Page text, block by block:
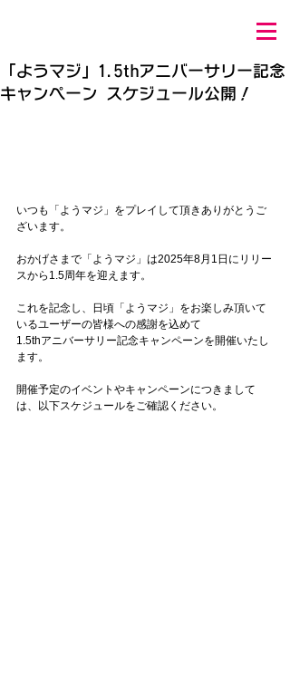
「ようマジ」1.5thアニバーサリー記念
キャンペーン スケジュール公開！
いつも「ようマジ」をプレイして頂きありがとうご
ざいます。
おかげさまで「ようマジ」は2025年8月1日にリリー
スから1.5周年を迎えます。
これを記念し、日頃「ようマジ」をお楽しみ頂いて
いるユーザーの皆様への感謝を込めて
1.5thアニバーサリー記念キャンペーンを開催いたし
ます。
開催予定のイベントやキャンペーンにつきまして
は、以下スケジュールをご確認ください。